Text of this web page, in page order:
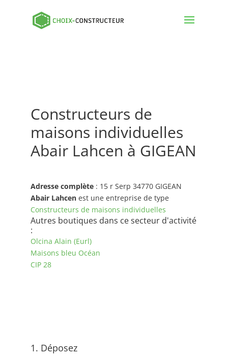
Constructeurs de
maisons individuelles
Abair Lahcen à GIGEAN
Adresse complète: 15 r Serp 34770 GIGEAN
Abair Lahcenest une entreprise de type
Constructeurs de maisons individuelles
Autres boutiques dans ce secteur d'activité
:
Olcina Alain (Eurl)
Maisons bleu Océan
CIP 28
1. Déposez